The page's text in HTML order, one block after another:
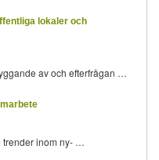
lokaler och
av och efterfrågan …
trender inom ny- …